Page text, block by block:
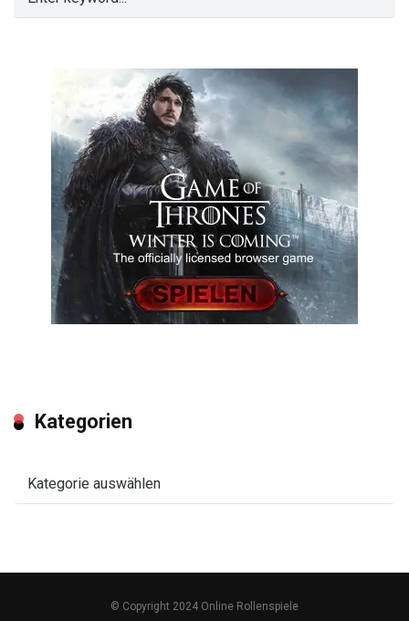
Kategorien
© Copyright 2024 Online Rollenspiele